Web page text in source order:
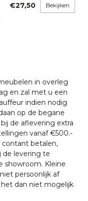
€27,50 Bekijken
in overleg
en zal met u een
indien nodig
op de begane
de aflevering extra
vanaf €500.-
contant betalen,
de levering te
showroom. Kleine
persoonlijk af
dan niet mogelijk